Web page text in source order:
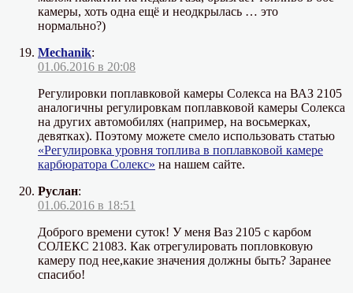
камеры, хоть одна ещё и неодкрылась … это
нормально?)
Mechanik:
01.06.2016 в 20:08
Регулировки поплавковой камеры Солекса на ВАЗ 2105
аналогичны регулировкам поплавковой камеры Солекса
на других автомобилях (например, на восьмерках,
девятках). Поэтому можете смело использовать статью
«Регулировка уровня топлива в поплавковой камере
карбюратора Солекс» на нашем сайте.
Руслан:
01.06.2016 в 18:51
Доброго времени суток! У меня Ваз 2105 с карбом
СОЛЕКС 21083. Как отрегулировать попловковую
камеру под нее,какие значения должны быть? Заранее
спасибо!